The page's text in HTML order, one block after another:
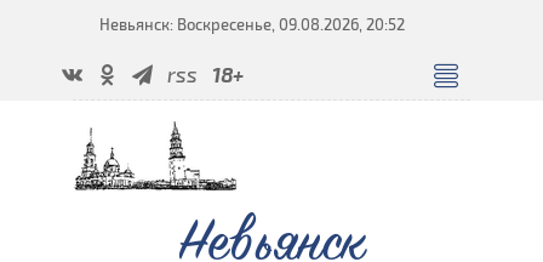
Невьянск: Воскресенье, 09.08.2026, 20:52
rss 18+
Невьянск